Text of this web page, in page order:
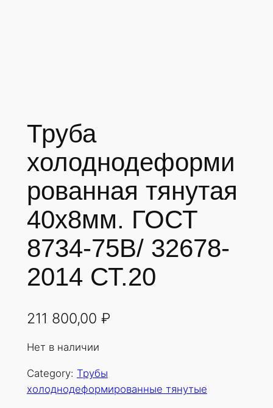
Труба
холоднодеформи
рованная тянутая
40х8мм. ГОСТ
8734-75В/ 32678-
2014 СТ.20
211 800,00 ₽
Нет в наличии
Category: Трубы
холоднодеформированные тянутые